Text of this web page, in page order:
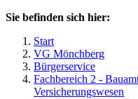
Sie befinden sich hier:
Start
VG Mönchberg
Bürgerservice
Fachbereich 2 -
Versicherungswesen